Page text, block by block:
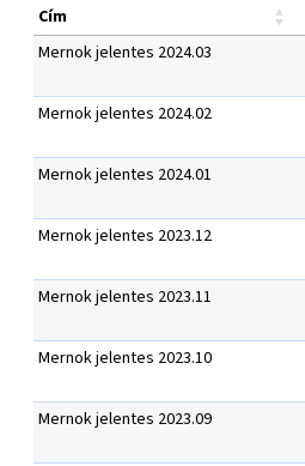
Cím
Mernok jelentes 2024.03
Mernok jelentes 2024.02
Mernok jelentes 2024.01
Mernok jelentes 2023.12
Mernok jelentes 2023.11
Mernok jelentes 2023.10
Mernok jelentes 2023.09